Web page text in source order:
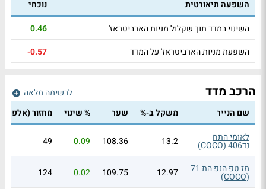
השפעה תיאורטית
נוכחי
השינוי במדד תוך שקלול מניות הארביטראז'
0.46
השפעת מניות הארביטראז' על המדד
-0.57
הרכב מדד
לרשימה מלאה
שם הנייר
משקל ב-% שער % שינוי מחזור(אלפי
לאומי התח
נד406 (COCO) 13.2
108.36
0.09
49
מז טפ הנפ הת 71
(COCO)
12.97
109.75
0.02
124